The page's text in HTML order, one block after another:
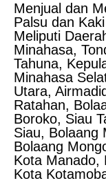
Menjual dan
Palsu dan
Meliputi
Minahasa,
Tahuna,
Minahasa
Utara,
Ratahan,
Boroko, Siau
Siau, Bolaang
Bolaang
Kota Manado,
Kota